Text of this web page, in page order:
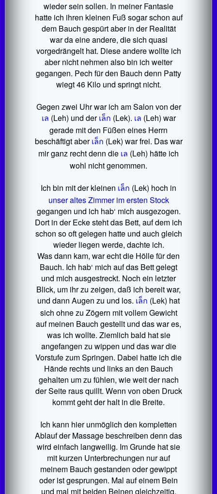
wieder sein sollen. In meiner Fantasie
hatte ich ihren kleinen Fuß sogar schon auf
dem Bauch gespürt aber in der Realität
war da eine andere, die sich quasi
vorgedrängelt hat. Diese andere wollte ich
aber nicht nehmen also bin ich weiter
gegangen. Pech für den Bauch denn Patty
wiegt 46 Kilo und springt nicht.
Gegen zwei Uhr war ich am Salon von der
เล (Leh) und derเล็ก (Lek). เล (Leh) war
gerade mit den Füßen eines Herrn
beschäftigt aberเล็ก (Lek) war frei. Das war
mir ganz recht denn die เล (Leh) hätte ich
wohl nicht genommen.
Ich bin mit der kleinen เล็ก (Lek) hoch in
unser altes Zimmer im ersten Stock
gegangen und ich hab‘ mich ausgezogen.
Dort in der Ecke steht das Bett, auf dem ich
schon so oft gelegen hatte und auch gleich
wieder liegen werde, dachte ich.
Was dann kam, war echt die Hölle für den
Bauch. Ich hab‘ mich auf das Bett gelegt
und mich ausgestreckt. Noch ein letzter
Blick, um ihr zu zeigen, daß ich bereit war,
und dann Augen zu und los. เล็ก (Lek) hat
sich ohne zu Zögern mit vollem Gewicht
auf meinen Bauch gestellt und das war es,
was ich wollte. Ziemlich bald hat sie
angefangen zu wippen und das war die
Vorstufe zum Springen. Dabei hatte ich die
Hände rechts und links an den Bauch
gehalten um zu fühlen, wie weit der nach
der Seite raus quillt. Wenn von oben Druck
kommt geht der halt in die Breite.
Ich kann hier unmöglich den kompletten
Ablauf der Massage beschreiben denn das
wird einfach langweilig. Im Grunde hat sie
mit kurzen Unterbrechungen nur auf
meinem Bauch gestanden oder gewippt
oder ist gesprungen. Mal auf einem Bein
und mal mit beiden Beinen gleichzeitig.